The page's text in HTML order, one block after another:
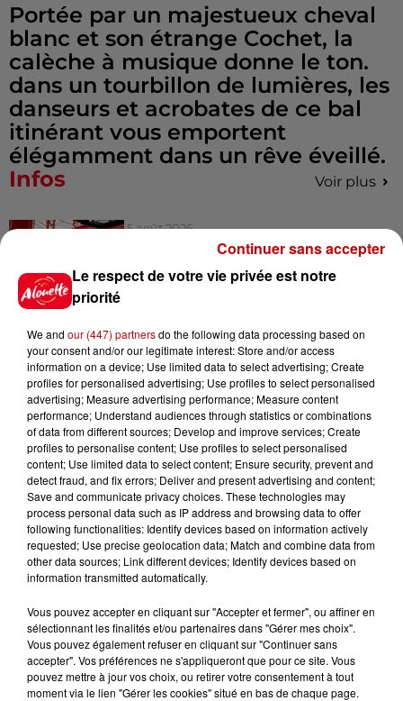
Portée par un majestueux cheval
blanc et son étrange Cochet, la
calèche à musique donne le ton.
dans un tourbillon de lumières, les
danseurs et acrobates de ce bal
itinérant vous emportent
élégamment dans un rêve éveillé.
Infos
Voir plus
5 août 2026
Deux-Sèvres : grave accident
entre une voiture et un minibus
5 août 2026
Violences conjugales : le chef
Jean Imbert (Top Chef) rattrapé
par...
5 août 2026
"Attention au démarchage
abusif" : la préfecture de la
Gironde...
À LA UNE : incendie à La
Rochelle, mégaferme de
saumons et succès...
Le respect de votre vie privée est notre
priorité
We and our (447) partnersdo the following data processing based on
your consent and/or our legitimate interest: Store and/or access
information on a device; Use limited data to select advertising; Create
profiles for personalised advertising; Use profiles to select personalised
advertising; Measure advertising performance; Measure content
performance; Understand audiences through statistics or combinations
of data from different sources; Develop and improve services; Create
profiles to personalise content; Use profiles to select personalised
content; Use limited data to select content; Ensure security, prevent and
detect fraud, and fix errors; Deliver and present advertising and content;
Save and communicate privacy choices. These technologies may
process personal data such as IP address and browsing data to offer
following functionalities: Identify devices based on information actively
requested; Use precise geolocation data; Match and combine data from
other data sources; Link different devices; Identify devices based on
information transmitted automatically.
Vous pouvez accepter en cliquant sur "Accepter et fermer", ou affiner en
sélectionnant les finalités et/ou partenaires dans "Gérer mes choix".
Vous pouvez également refuser en cliquant sur "Continuer sans
accepter". Vos préférences ne s'appliqueront que pour ce site. Vous
pouvez mettre à jour vos choix, ou retirer votre consentement à tout
moment via le lien "Gérer les cookies" situé en bas de chaque page.
Continuer sans accepter